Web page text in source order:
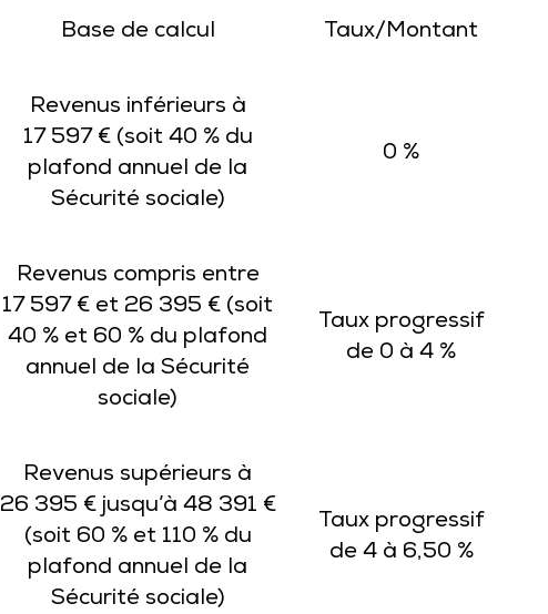
Base de calcul Taux/Montant
Revenus inférieurs à
17 597 € (soit 40 % du
plafond annuel de la
Sécurité sociale)
0 %
Revenus compris entre
17 597 € et 26 395 € (soit
40 % et 60 % du plafond
annuel de la Sécurité
sociale)
Taux progressif
de 0 à 4 %
Revenus supérieurs à
26 395 € jusqu’à 48 391 €
(soit 60 % et 110 % du
plafond annuel de la
Sécurité sociale)
Taux progressif
de 4 à 6,50 %